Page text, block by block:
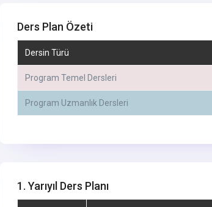
Ders Plan Özeti
Dersin Türü
Program Temel Dersleri
Program Uzmanlık Dersleri
1. Yarıyıl Ders Planı